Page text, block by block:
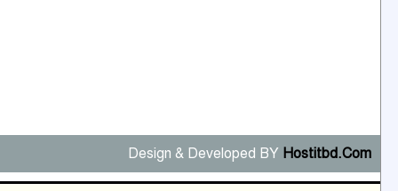
Design & Developed BY Hostitbd.Com